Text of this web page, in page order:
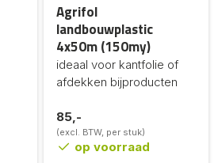
Agrifol
landbouwplastic
4x50m (150my)
ideaal voor kantfolie of
afdekken bijproducten
85,-
(excl. BTW, per stuk)
op voorraad